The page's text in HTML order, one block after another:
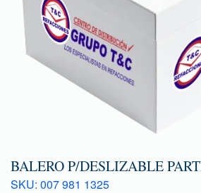
BALERO P/DESLIZABLE
SKU: 007 981 1325